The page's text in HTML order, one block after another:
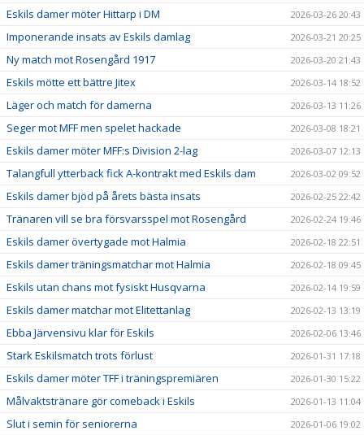
Eskils damer möter Hittarp i DM 2026-03-26 20:43
Imponerande insats av Eskils damlag 2026-03-21 20:25
Ny match mot Rosengård 1917 2026-03-20 21:43
Eskils mötte ett bättre Jitex 2026-03-14 18:52
Läger och match för damerna 2026-03-13 11:26
Seger mot MFF men spelet hackade 2026-03-08 18:21
Eskils damer möter MFF:s Division 2-lag 2026-03-07 12:13
Talangfull ytterback fick A-kontrakt med Eskils dam 2026-03-02 09:52
Eskils damer bjöd på årets bästa insats 2026-02-25 22:42
Tränaren vill se bra försvarsspel mot Rosengård 2026-02-24 19:46
Eskils damer övertygade mot Halmia 2026-02-18 22:51
Eskils damer träningsmatchar mot Halmia 2026-02-18 09:45
Eskils utan chans mot fysiskt Husqvarna 2026-02-14 19:59
Eskils damer matchar mot Elitettanlag 2026-02-13 13:19
Ebba Järvensivu klar för Eskils 2026-02-06 13:46
Stark Eskilsmatch trots förlust 2026-01-31 17:18
Eskils damer möter TFF i träningspremiären 2026-01-30 15:22
Målvaktstränare gör comeback i Eskils 2026-01-13 11:04
Slut i semin för seniorerna 2026-01-06 19:02